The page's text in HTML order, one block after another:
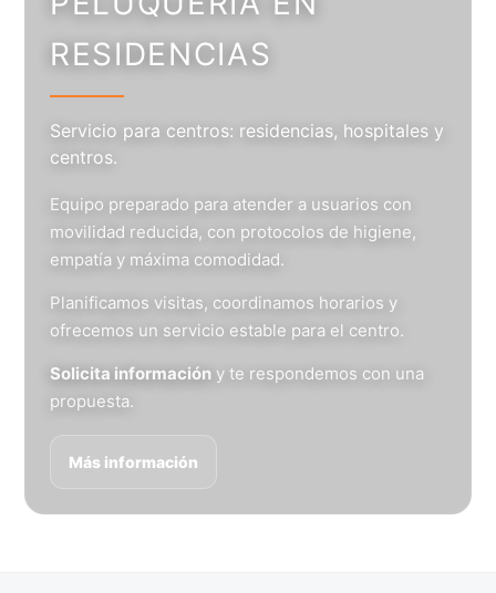
RESIDENCIAS
Servicio para centros: residencias, hospitales y
centros.
Equipo preparado para atender a usuarios con
movilidad reducida, con protocolos de higiene,
empatía y máxima comodidad.
Planificamos visitas, coordinamos horarios y
ofrecemos un servicio estable para el centro.
Solicita información y te respondemos con una
propuesta.
Más información